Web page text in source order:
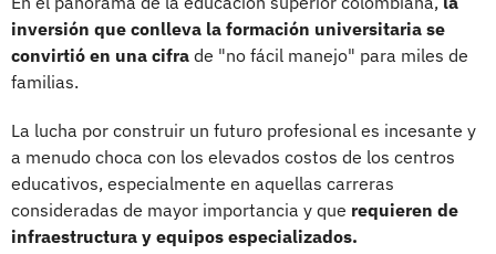
inversión que conlleva la formación universitaria se
convirtió en una cifra de "no fácil manejo" para miles de
familias.
La lucha por construir un futuro profesional es incesante y
a menudo choca con los elevados costos de los centros
educativos, especialmente en aquellas carreras
consideradas de mayor importancia y que requieren de
infraestructura y equipos especializados.